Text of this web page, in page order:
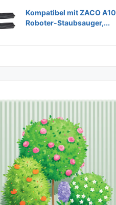
Kompatibel mit ZACO A10
Roboter-Staubsauger,...